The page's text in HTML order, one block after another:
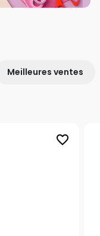
Meilleures ventes
favorite_border